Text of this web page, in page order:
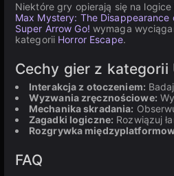
Niektóre gry opierają się na
Max Mystery: The Disappearance
Super Arrow Go! wymaga
kategorii Horror Escape.
Cechy gier z kategorii
Interakcja z otoczeniem:
Wyzwania zręcznościowe:
Mechanika skradania:
Zagadki logiczne: Rozwiązuj
Rozgrywka
FAQ